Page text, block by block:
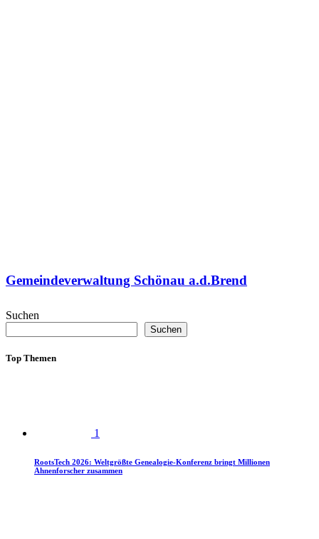
Gemeindeverwaltung Schönau a.d.Brend
Suchen
Suchen
Top Themen
1
RootsTech 2026: Weltgrößte Genealogie-Konferenz bringt Millionen
Ahnenforscher zusammen